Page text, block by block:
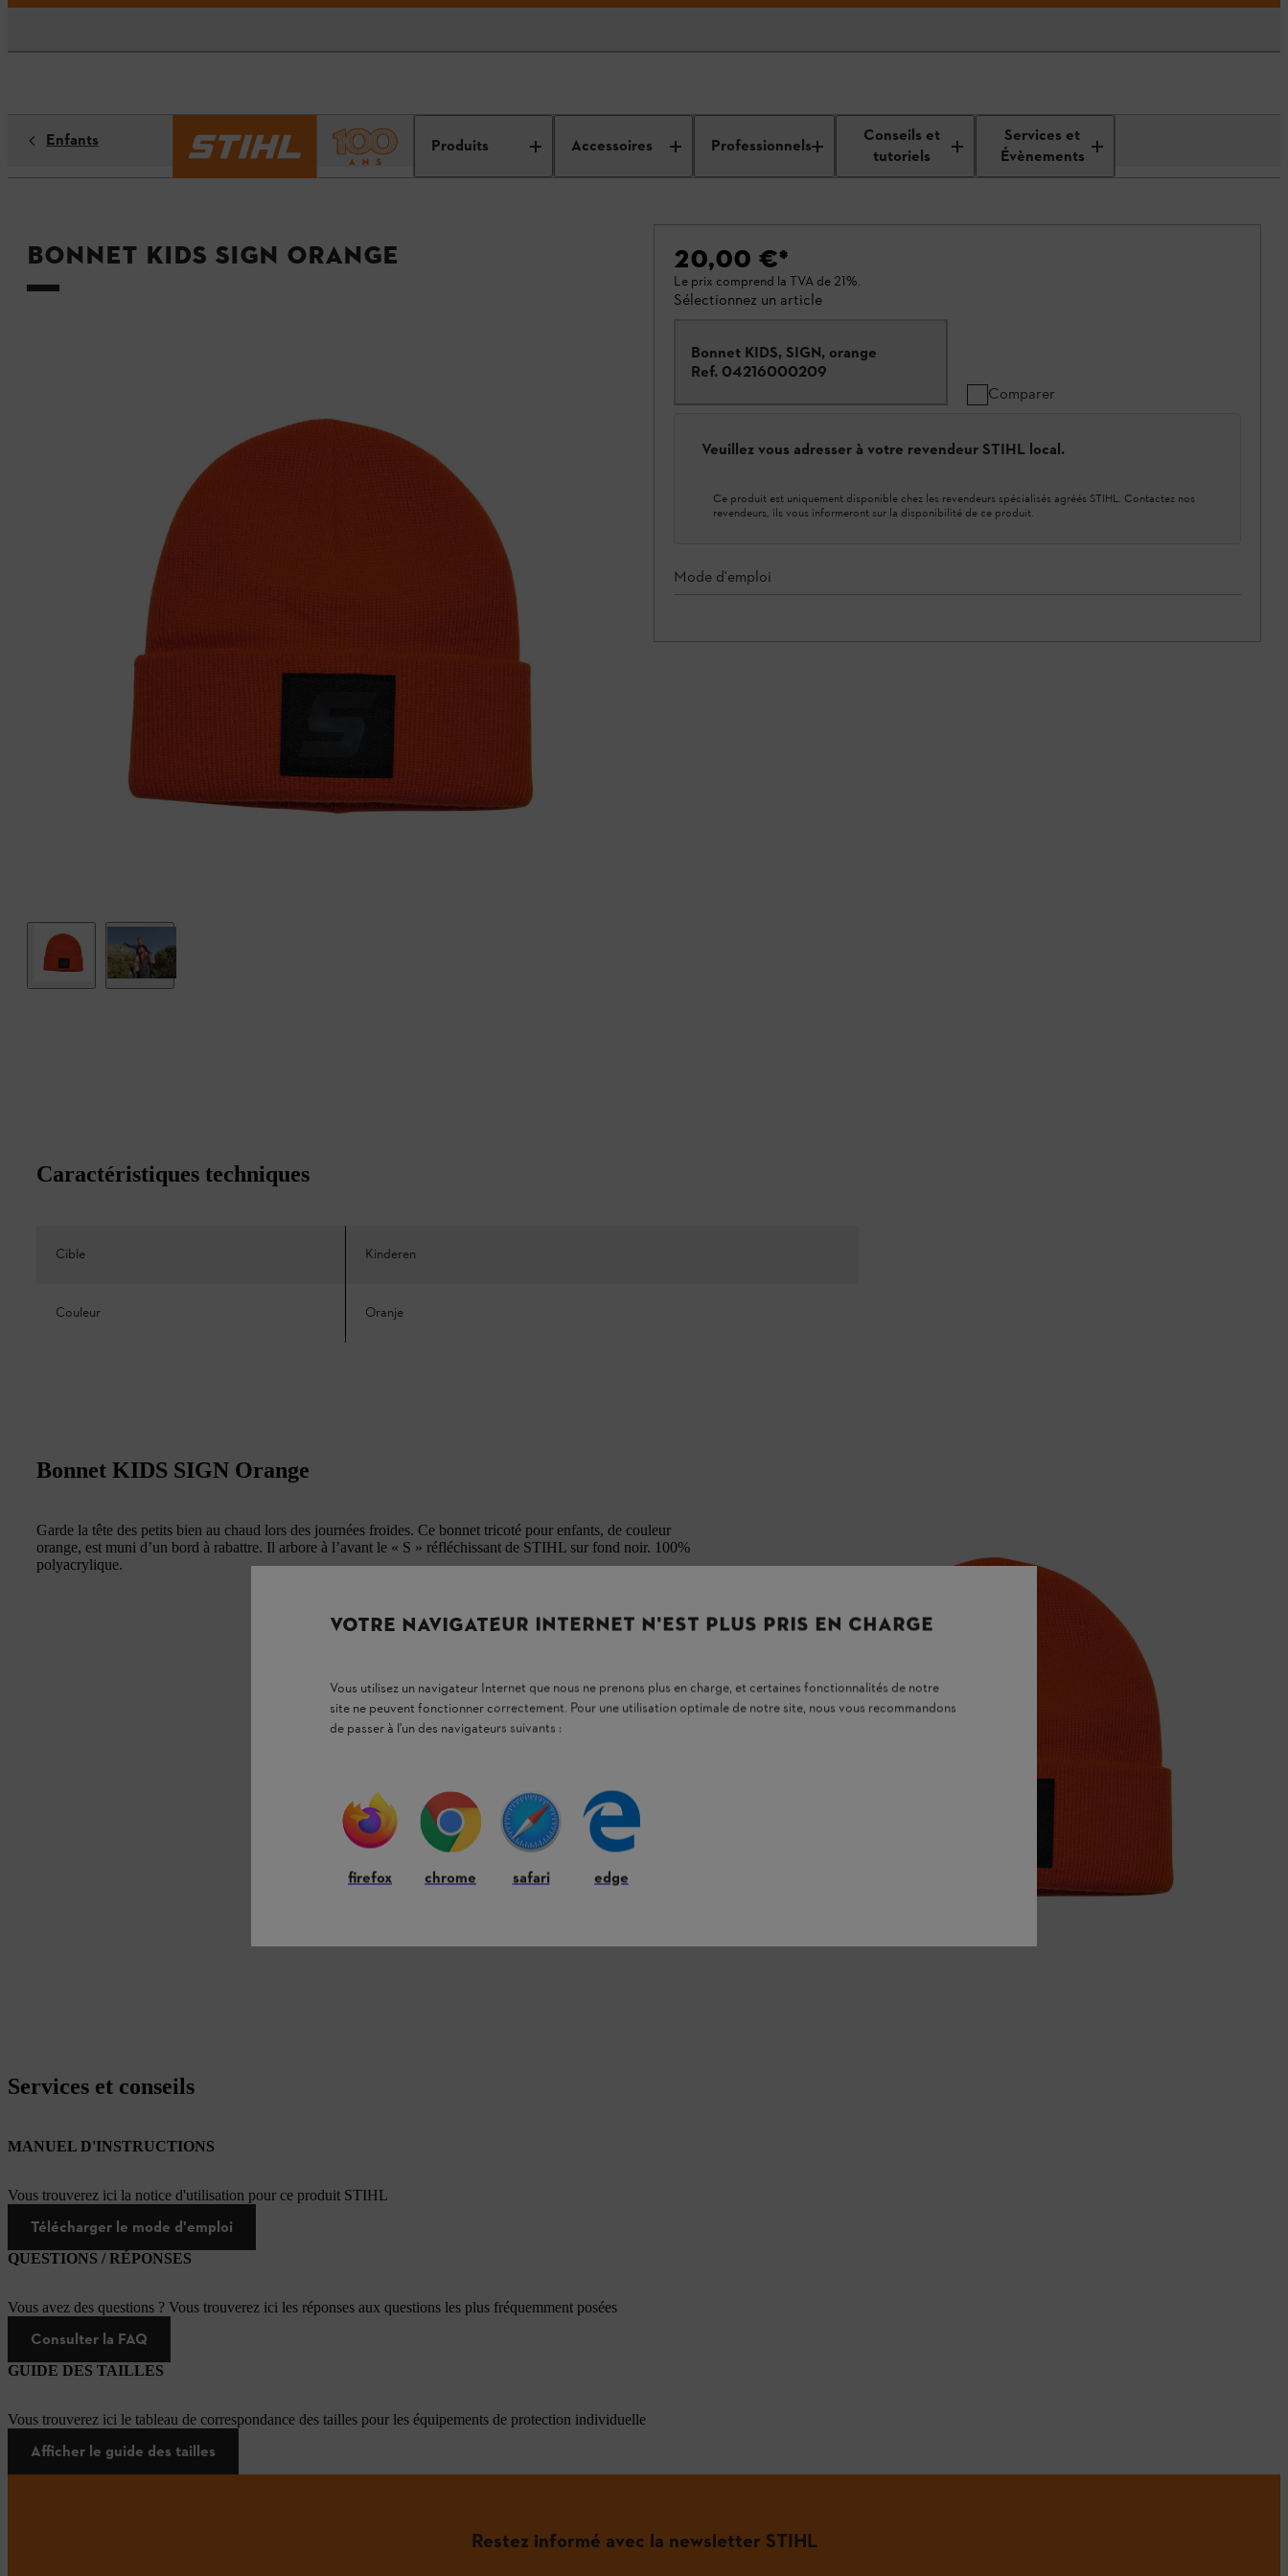
Produits Accessoires Professionnels
Conseils et
tutoriels
Services et
Évènements
Enfants
Bonnet KIDS SIGN Orange 20,00 €*
Le prix comprend la TVA de 21%.
Sélectionnez un article
Bonnet KIDS, SIGN, orange
Ref. 04216000209
Comparer
Veuillez vous adresser à votre revendeur STIHL local.
Ce produit est uniquement disponible chez les revendeurs spécialisés agréés STIHL. Contactez nos
revendeurs, ils vous informeront sur la disponibilité de ce produit.
Mode d'emploi
Caractéristiques techniques
Cible Kinderen
Couleur Oranje
Bonnet KIDS SIGN Orange
Garde la tête des petits bien au chaud lors des journées froides. Ce bonnet tricoté pour enfants, de couleur
orange, est muni d’un bord à rabattre. Il arbore à l’avant le « S » réfléchissant de STIHL sur fond noir. 100%
polyacrylique.
Services et conseils
MANUEL D'INSTRUCTIONS
Vous trouverez ici la notice d'utilisation pour ce produit STIHL
Télécharger le mode d'emploi
QUESTIONS / RÉPONSES
Vous avez des questions ? Vous trouverez ici les réponses aux questions les plus fréquemment posées
Consulter la FAQ
GUIDE DES TAILLES
Vous trouverez ici le tableau de correspondance des tailles pour les équipements de protection individuelle
Afficher le guide des tailles
Restez informé avec la newsletter STIHL
VOTRE NAVIGATEUR INTERNET N'EST PLUS PRIS EN CHARGE
Vous utilisez un navigateur Internet que nous ne prenons plus en charge, et certaines fonctionnalités de notre
site ne peuvent fonctionner correctement. Pour une utilisation optimale de notre site, nous vous recommandons
de passer à l'un des navigateurs suivants :
firefox chrome safari edge